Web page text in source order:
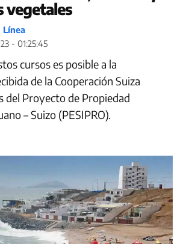
vegetales
Línea
- 01:25:45
cursos es posible a la
de la Cooperación Suiza
del Proyecto de Propiedad
– Suizo (PESIPRO).